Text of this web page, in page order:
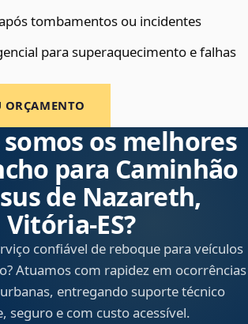
tombamentos ou incidentes
para superaquecimento e falhas
ORÇAMENTO
os melhores
para Caminhão
de Nazareth,
Vitória‑ES?
confiável de reboque para veículos
Atuamos com rapidez em ocorrências
entregando suporte técnico
seguro e com custo acessível.